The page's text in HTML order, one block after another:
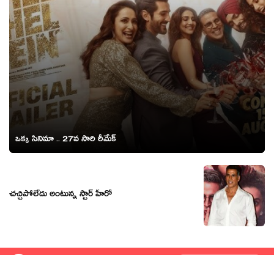
ఒక్క సినిమా .. 27వ సారి రీమేక్
చచ్చిపోలేదు అంటున్న స్టార్ హీరో